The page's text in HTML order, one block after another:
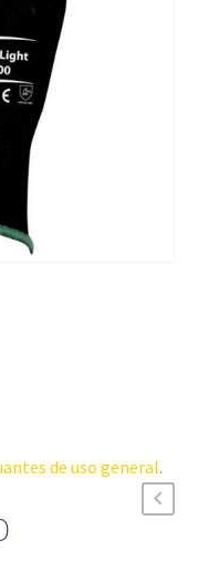
de uso general.